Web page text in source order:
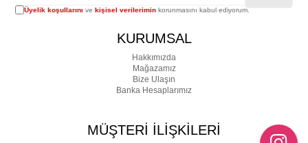
Üyelik koşullarını vekişisel verilerimin korunmasını kabul ediyorum.
KURUMSAL
Hakkımızda
Mağazamız
Bize Ulaşın
Banka Hesaplarımız
MÜŞTERİ İLİŞKİLERİ